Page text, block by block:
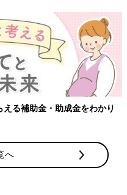
婦の感染症対策、知っておい
へ